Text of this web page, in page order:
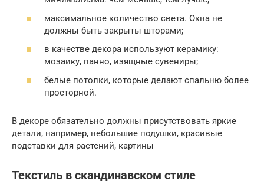
максимальное количество света. Окна не
должны быть закрыты шторами;
в качестве декора используют керамику:
мозаику, панно, изящные сувениры;
белые потолки, которые делают спальню более
просторной.
В декоре обязательно должны присутствовать яркие
детали, например, небольшие подушки, красивые
подставки для растений, картины
Текстиль в скандинавском стиле